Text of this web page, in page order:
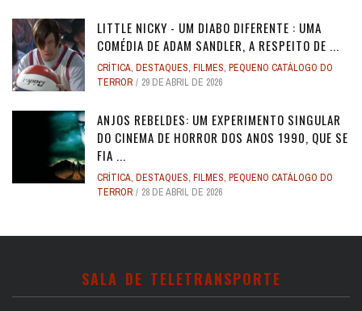
LITTLE NICKY - UM DIABO DIFERENTE : UMA
COMÉDIA DE ADAM SANDLER, A RESPEITO DE ...
CRÍTICA, DESTAQUES, FILMES, PEQUENO CATÁLOGO DO
TERROR
29 DE ABRIL DE 2026
ANJOS REBELDES: UM EXPERIMENTO SINGULAR
DO CINEMA DE HORROR DOS ANOS 1990, QUE SE
FIA ...
CRÍTICA, DESTAQUES, FILMES, PEQUENO CATÁLOGO DO
TERROR
28 DE ABRIL DE 2026
SALA DE TELETRANSPORTE